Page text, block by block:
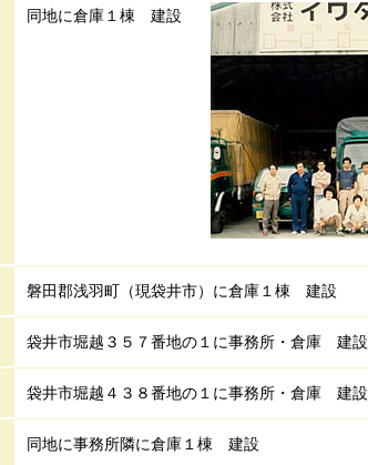
同地に倉庫１棟 建設
磐田郡浅羽町（現袋井市）に倉庫１棟 建設
袋井市堀越３５７番地の１に事務所・倉庫 建設
袋井市堀越４３８番地の１に事務所・倉庫 建設
同地に事務所隣に倉庫１棟 建設